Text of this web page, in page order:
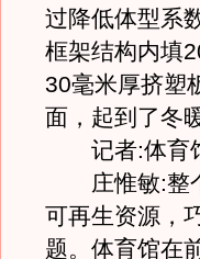
过降低体型系
框架结构内填
30毫米厚挤塑
面，起到了冬
记者:体育馆
庄惟敏:整个
可再生资源，
题。体育馆在